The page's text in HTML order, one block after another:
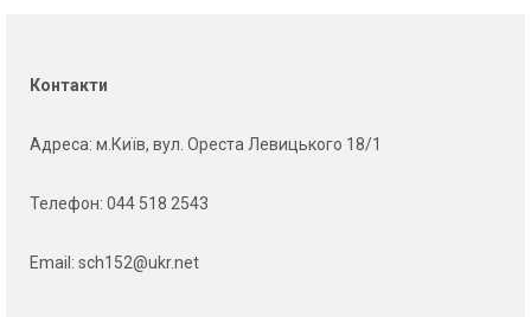
Контакти
Адреса: м.Київ, вул. Ореста Левицького 18/1
Телефон: 044 518 2543
Email: sch152@ukr.net